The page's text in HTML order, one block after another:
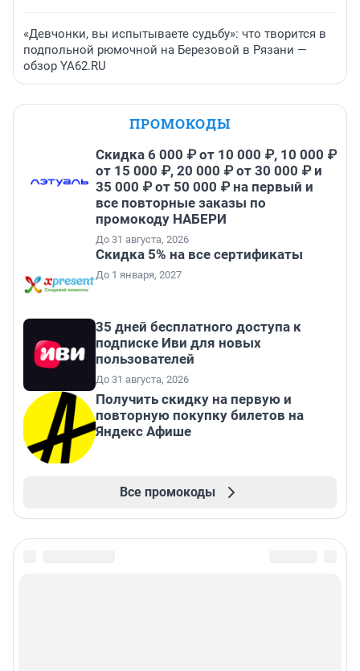
«Девчонки, вы испытываете судьбу»: что творится в
подпольной рюмочной на Березовой в Рязани —
обзор YA62.RU
ПРОМОКОДЫ
Скидка 6 000 ₽ от 10 000 ₽, 10 000 ₽
от 15 000 ₽, 20 000 ₽ от 30 000 ₽ и
35 000 ₽ от 50 000 ₽ на первый и
все повторные заказы по
промокоду НАБЕРИ
До 31 августа, 2026
Скидка 5% на все сертификаты
До 1 января, 2027
35 дней бесплатного доступа к
подписке Иви для новых
пользователей
До 31 августа, 2026
Получить скидку на первую и
повторную покупку билетов на
Яндекс Афише
Все промокоды